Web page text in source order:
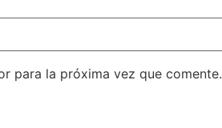
para la próxima vez que comente.